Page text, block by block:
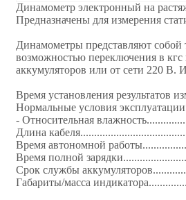
Динамометр электронный на
Предназначены для измерения
Динамoметры представляют
возможностью переключения в
аккумуляторов или от сети 220 В.
Время установления результатов
Нормальные условия
- Относительная
Длина
Время автономной
Время полной
Срок службы
Габариты/масса